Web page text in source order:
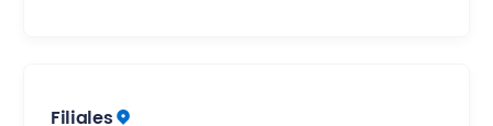
Espagne
Filiales